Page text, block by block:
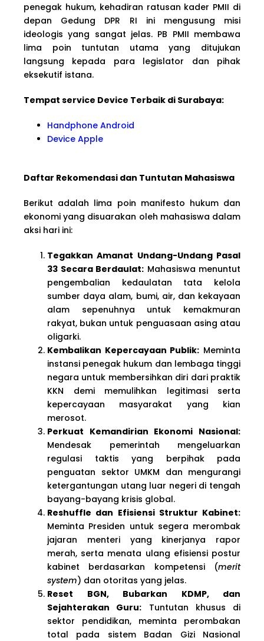
penegak hukum, kehadiran ratusan kader PMII di
depan Gedung DPR RI ini mengusung misi
ideologis yang sangat jelas. PB PMII membawa
lima poin tuntutan utama yang ditujukan
langsung kepada para legislator dan pihak
eksekutif istana.
Tempat service Device Terbaik di Surabaya:
Handphone Android
Device Apple
Daftar Rekomendasi dan Tuntutan Mahasiswa
Berikut adalah lima poin manifesto hukum dan
ekonomi yang disuarakan oleh mahasiswa dalam
aksi hari ini:
Tegakkan Amanat Undang-Undang Pasal
33 Secara Berdaulat: Mahasiswa menuntut
pengembalian kedaulatan tata kelola
sumber daya alam, bumi, air, dan kekayaan
alam sepenuhnya untuk kemakmuran
rakyat, bukan untuk penguasaan asing atau
oligarki.
Kembalikan Kepercayaan Publik: Meminta
instansi penegak hukum dan lembaga tinggi
negara untuk membersihkan diri dari praktik
KKN demi memulihkan legitimasi serta
kepercayaan masyarakat yang kian
merosot.
Perkuat Kemandirian Ekonomi Nasional:
Mendesak pemerintah mengeluarkan
regulasi taktis yang berpihak pada
penguatan sektor UMKM dan mengurangi
ketergantungan utang luar negeri di tengah
bayang-bayang krisis global.
Reshuffle dan Efisiensi Struktur Kabinet:
Meminta Presiden untuk segera merombak
jajaran menteri yang kinerjanya rapor
merah, serta menata ulang efisiensi postur
kabinet berdasarkan kompetensi (merit
system) dan otoritas yang jelas.
Reset BGN, Bubarkan KDMP, dan
Sejahterakan Guru: Tuntutan khusus di
sektor pendidikan, meminta perombakan
total pada sistem Badan Gizi Nasional